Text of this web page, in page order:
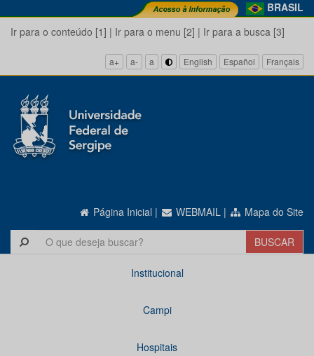
BRASIL
Ir para o conteúdo [1] | Ir para o menu [2] | Ir para a busca [3]
a+ a- a English Español Français
Página Inicial | WEBMAIL | Mapa do Site
Institucional
Campi
Hospitais